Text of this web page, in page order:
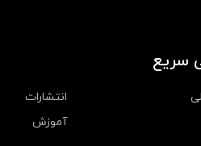
سریع
انتشارات
آموزش